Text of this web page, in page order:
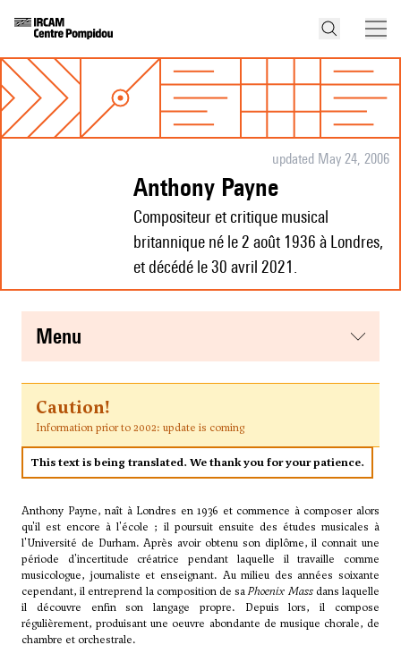
updated May 24, 2006
Anthony Payne
Compositeur et critique musical
britannique né le 2 août 1936 à Londres,
et décédé le 30 avril 2021.
menu
Caution!
Information prior to 2002: update is coming
This text is being translated. We thank you for your patience.
Anthony Payne, naît à Londres en 1936 et commence à composer alors
qu'il est encore à l'école ; il poursuit ensuite des études musicales à
l'Université de Durham. Après avoir obtenu son diplôme, il connait une
période d'incertitude créatrice pendant laquelle il travaille comme
musicologue, journaliste et enseignant. Au milieu des années soixante
cependant, il entreprend la composition de saPhoenix Massdans laquelle
il découvre enfin son langage propre. Depuis lors, il compose
régulièrement, produisant une oeuvre abondante de musique chorale, de
chambre et orchestrale.